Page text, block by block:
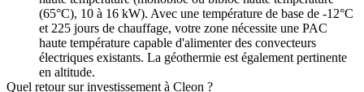
(65°C), 10 à 16 kW). Avec une température de base de -12°C
et 225 jours de chauffage, votre zone nécessite une PAC
haute température capable d'alimenter des convecteurs
électriques existants. La géothermie est également pertinente
en altitude.
Quel retour sur investissement à Cleon ?